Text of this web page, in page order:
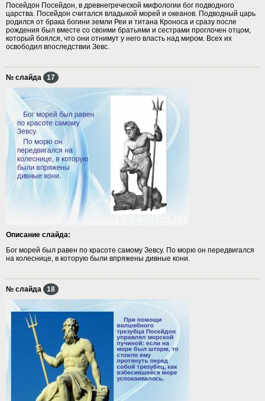
Посейдон Посейдон, в древнегреческой мифологии бог подводного
царства. Посейдон считался владыкой морей и океанов. Подводный царь
родился от брака богини земли Реи и титана Кроноса и сразу после
рождения был вместе со своими братьями и сестрами проглочен отцом,
который боялся, что они отнимут у него власть над миром. Всех их
освободил впоследствии Зевс.
№ слайда 17
Описание слайда:
Бог морей был равен по красоте самому Зевсу. По морю он передвигался
на колеснице, в которую были впряжены дивные кони.
№ слайда 18